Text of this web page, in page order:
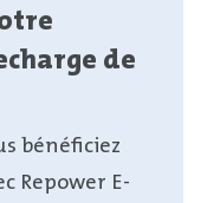
de
bénéficiez
Repower E-